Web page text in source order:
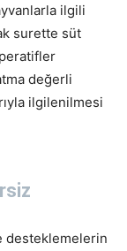
ilgili
surette süt
değerli
ilgilenilmesi
desteklemelerin